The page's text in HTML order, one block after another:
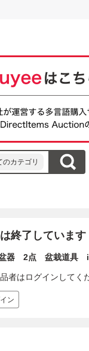
のカテゴリ
終了しています
盆器 2点 盆栽道具
者はログインしてく
ン